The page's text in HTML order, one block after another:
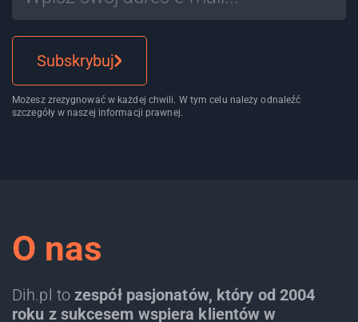
Subskrybuj
Możesz zrezygnować w każdej chwili. W tym celu należy odnaleźć
szczegóły w naszej informacji prawnej.
O nas
Dih.pl to zespół pasjonatów, który od 2004
roku z sukcesem wspiera klientów w